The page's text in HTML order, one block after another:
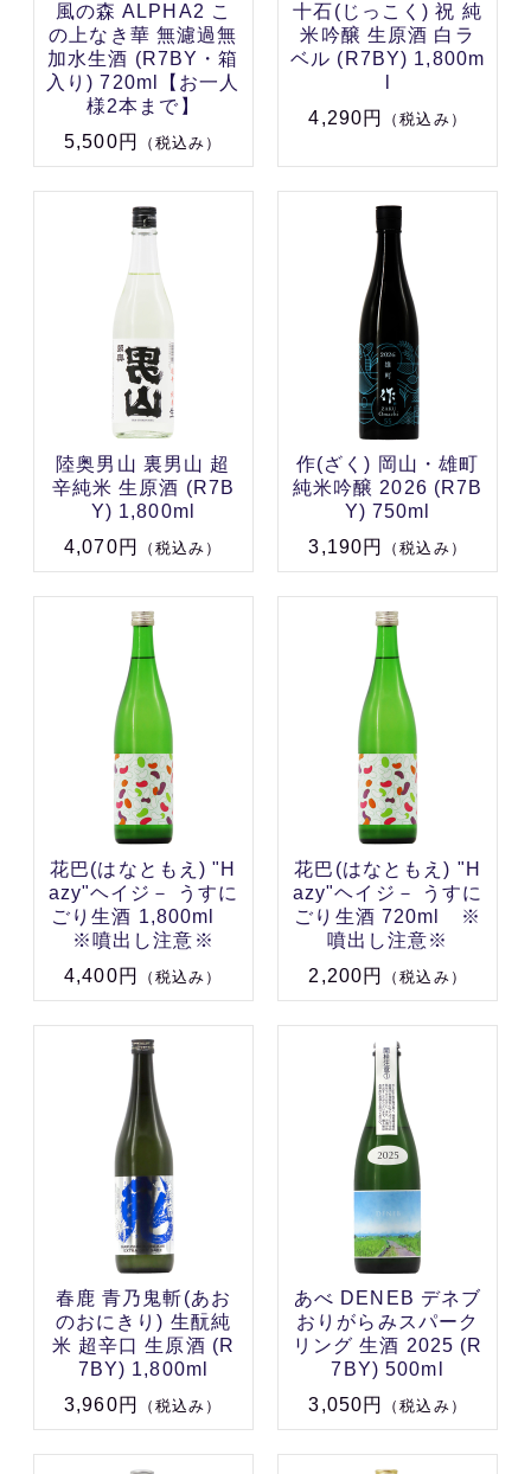
風の森 ALPHA2 こ
の上なき華 無濾過無
加水生酒 (R7BY・箱
入り) 720ml【お一人
様2本まで】
5,500円
（税込み）
十石(じっこく) 祝 純
米吟醸 生原酒 白ラ
ベル (R7BY) 1,800m
4,290円
（税込み）
陸奥男山 裏男山 超
辛純米 生原酒 (R7B
Y) 1,800ml
4,070円
（税込み）
作(ざく) 岡山・雄町
純米吟醸 2026 (R7B
Y) 750ml
3,190円
（税込み）
花巴(はなともえ) "H
azy"ヘイジ－ うすに
ごり生酒 1,800ml
※噴出し注意※
4,400円
（税込み）
花巴(はなともえ) "H
azy"ヘイジ－ うすに
ごり生酒 720ml ※
噴出し注意※
2,200円
（税込み）
春鹿 青乃鬼斬(あお
のおにきり) 生酛純
米 超辛口 生原酒 (R
7BY) 1,800ml
3,960円
（税込み）
あべ DENEB デネブ
おりがらみスパーク
リング 生酒 2025 (R
7BY) 500ml
3,050円
（税込み）